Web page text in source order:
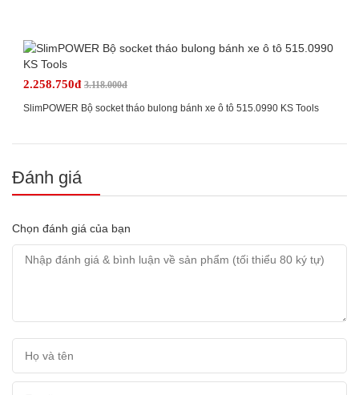
2.258.750đ 3.118.000đ
SlimPOWER Bộ socket tháo bulong bánh xe ô tô 515.0990 KS Tools
Đánh giá
Chọn đánh giá của bạn